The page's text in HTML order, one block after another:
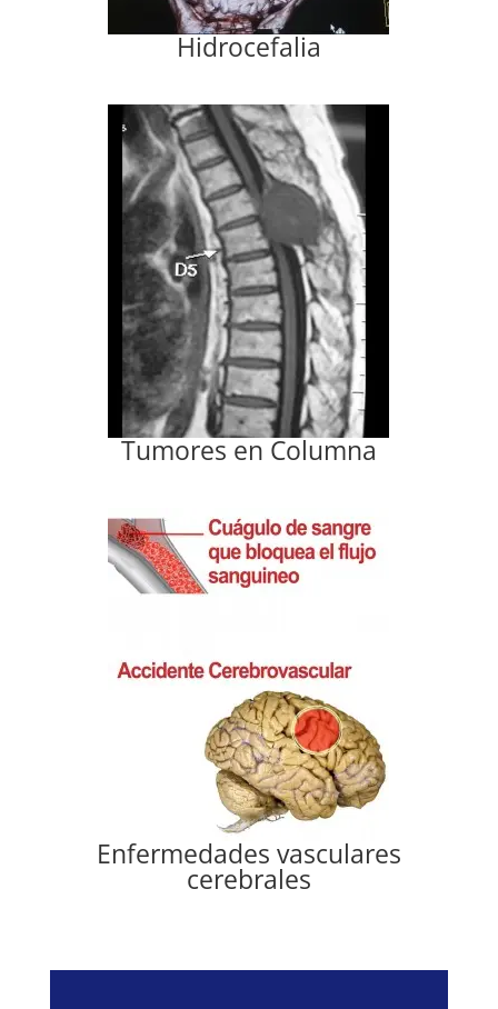
Hidrocefalia
Tumores en Columna
Enfermedades vasculares
cerebrales